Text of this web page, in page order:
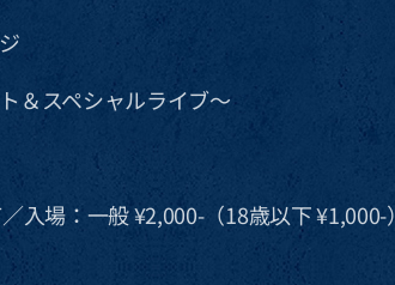
＆スペシャルライブ〜
入場：一般 ¥2,000-（18歳以下 ¥1,000-）